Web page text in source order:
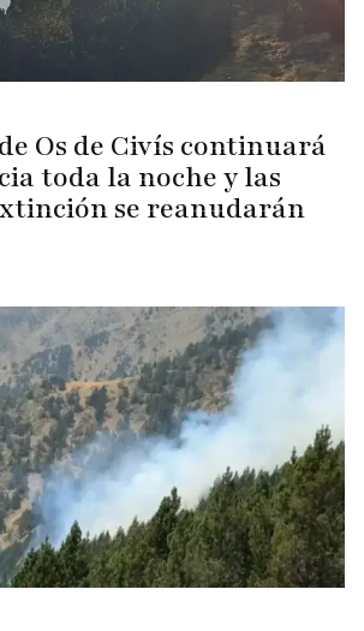
Os de Civís continuará
toda la noche y las
se reanudarán